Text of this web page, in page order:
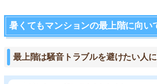
暑くてもマンションの最上階に向い
最上階は騒音トラブルを避けたい人